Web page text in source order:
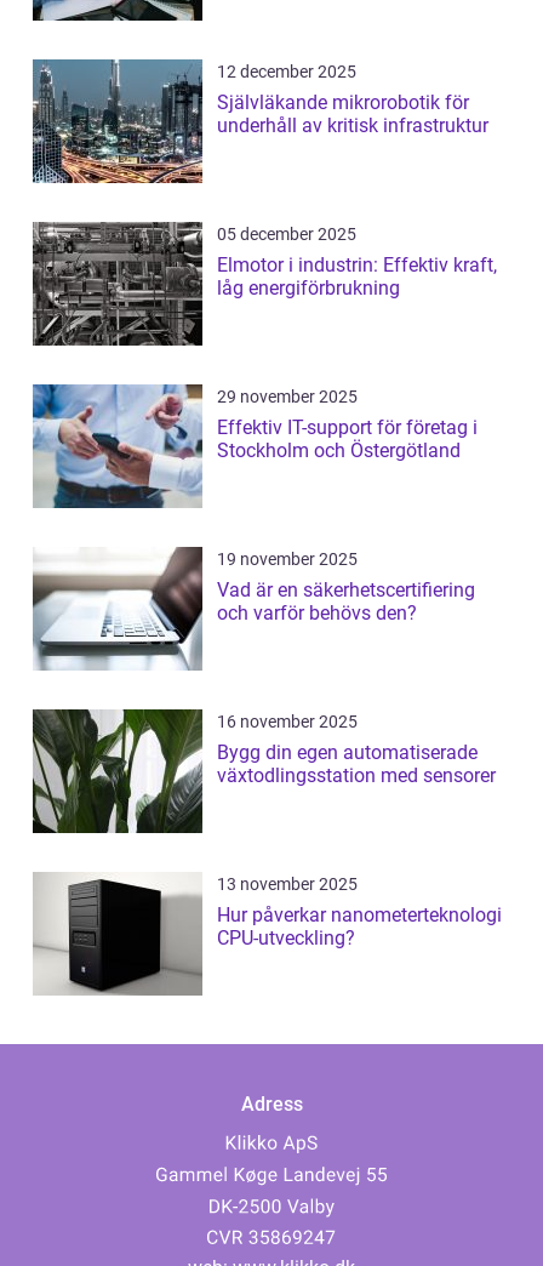
12 december 2025
Självläkande mikrorobotik för
underhåll av kritisk infrastruktur
05 december 2025
Elmotor i industrin: Effektiv kraft,
låg energiförbrukning
29 november 2025
Effektiv IT-support för företag i
Stockholm och Östergötland
19 november 2025
Vad är en säkerhetscertifiering
och varför behövs den?
16 november 2025
Bygg din egen automatiserade
växtodlingsstation med sensorer
13 november 2025
Hur påverkar nanometerteknologi
CPU-utveckling?
Adress